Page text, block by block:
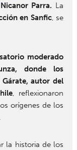
Parra. La
en Sanfic, se
moderado
donde los
autor del
, reflexionaron
orígenes de los
la historia de los